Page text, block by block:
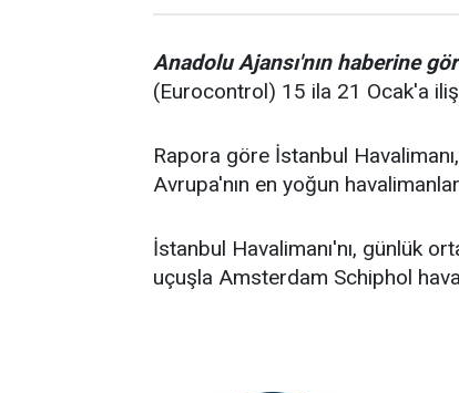
Anadolu Ajansı'nın haberine
(Eurocontrol) 15 ila 21 Ocak'a
Rapora göre İstanbul
Avrupa'nın en yoğun
İstanbul Havalimanı'nı, günlük
uçuşla Amsterdam Schiphol